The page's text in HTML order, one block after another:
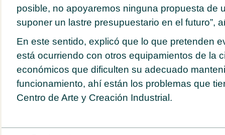
posible, no apoyaremos ninguna propuesta de
suponer un lastre presupuestario en el futuro”,
En este sentido, explicó que lo que pretenden
está ocurriendo con otros equipamientos de la
económicos que dificulten su adecuado
funcionamiento, ahí están los problemas que
Centro de Arte y Creación Industrial.